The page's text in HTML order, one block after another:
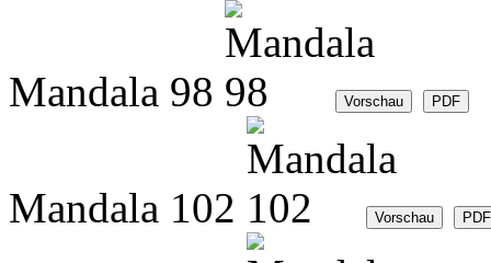
Mandala 98
Mandala 102